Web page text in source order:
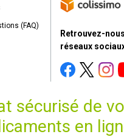
(FAQ)
Retrouvez-
réseaux
sécurisé de
en